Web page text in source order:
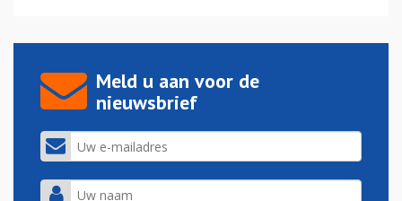
Meld u aan voor de
nieuwsbrief